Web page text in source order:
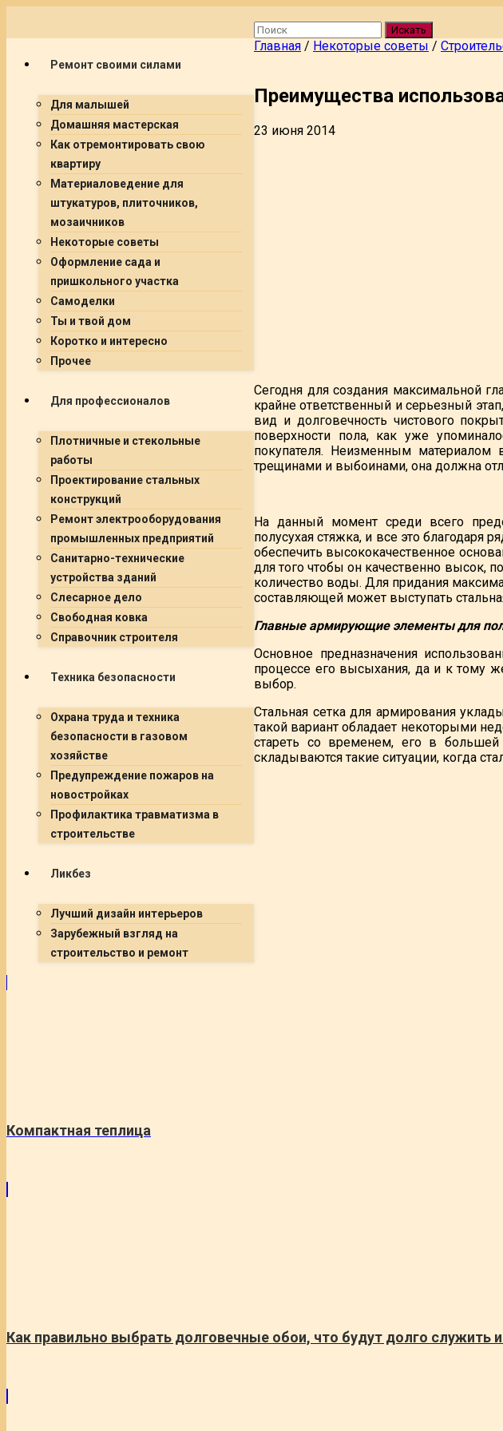
Ремонт своими силами
Для малышей
Домашняя мастерская
Как отремонтировать свою
квартиру
Материаловедение для
штукатуров, плиточников,
мозаичников
Некоторые советы
Оформление сада и
пришкольного участка
Самоделки
Ты и твой дом
Коротко и интересно
Прочее
Для профессионалов
Плотничные и стекольные
работы
Проектирование стальных
конструкций
Ремонт электрооборудования
промышленных предприятий
Санитарно-технические
устройства зданий
Слесарное дело
Свободная ковка
Справочник строителя
Техника безопасности
Охрана труда и техника
безопасности в газовом
хозяйстве
Предупреждение пожаров на
новостройках
Профилактика травматизма в
строительстве
Ликбез
Лучший дизайн интерьеров
Зарубежный взгляд на
строительство и ремонт
Искать
Главная / Некоторые советы /
Преимущества
23 июня 2014
Сегодня для создания максимальной
крайне ответственный и серьезный
вид и долговечность чистового
поверхности пола, как уже
покупателя. Неизменным
трещинами и выбоинами, она должна
На данный момент среди всего
полусухая стяжка, и все это
обеспечить высококачественное
для того чтобы он качественно высок,
количество воды. Для придания
составляющей может выступать
Главные армирующие элементы для
Основное предназначения
процессе его высыхания, да и к тому
выбор.
Стальная сетка для армирования
такой вариант обладает некоторыми
стареть со временем, его в большей
складываются такие ситуации, когда
Компактная теплица
Как правильно выбрать долговечные обои, что будут долго служить и